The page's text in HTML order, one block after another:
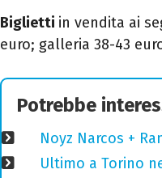
Biglietti in vendita ai
euro; galleria 38-43
Potrebbe
Noyz Narcos +
Ultimo a Torino